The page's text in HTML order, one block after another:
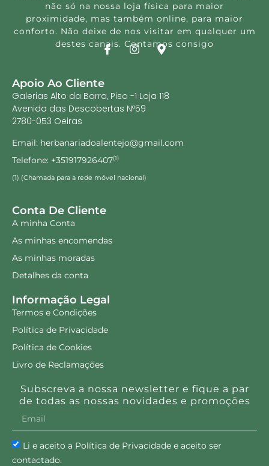
não só na nossa loja física para maior
proximidade, mas também online, para maior
conforto. Não deixe de nos visitar em qualquer um
destes canais. Contamos consigo
Apoio Ao Cliente
Galerias Alto da Barra, Piso -1 Loja 118
Avenida das Descobertas Nº59
2780-053 Oeiras
Email: herbanariadoalentejo@gmail.com
Telefone: +351917926407(1)
(1) (Chamada para a rede móvel nacional)
Conta De Cliente
A minha Conta
As minhas encomendas
As minhas moradas
Detalhes da conta
Informação Legal
Termos e Condições
Política de Privacidade
Política de Cookies
Livro de Reclamações
Subscreva a nossa newsletter e fique a par
de todas as nossas novidades e promoções
Li e aceito a Política de Privacidade e aceito ser
contactado.